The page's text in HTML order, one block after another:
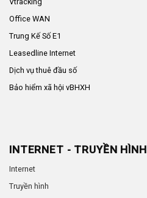
Office WAN
Trung Kế Số E1
Leasedline Internet
Dịch vụ thuê đầu số
Bảo hiểm xã hội vBHXH
INTERNET - TRUYỀN HÌNH
Internet
Truyền hình